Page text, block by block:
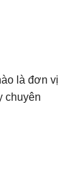
là đơn vị
chuyên